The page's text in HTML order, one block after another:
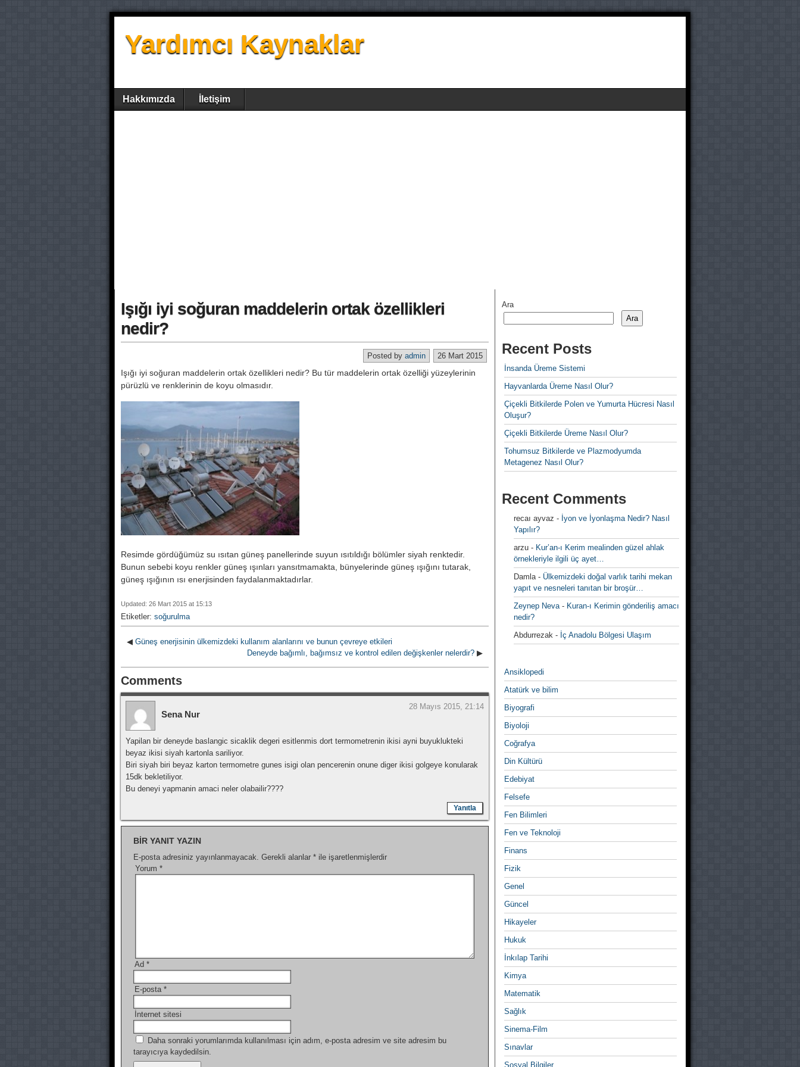
Yardımcı Kaynaklar
Hakkımızda İletişim
Işığı iyi soğuran maddelerin ortak özellikleri
nedir?
26 Mart 2015
Posted by admin
Işığı iyi soğuran maddelerin ortak özellikleri nedir? Bu tür maddelerin ortak özelliği yüzeylerinin
pürüzlü ve renklerinin de koyu olmasıdır.
Resimde gördüğümüz su ısıtan güneş panellerinde suyun ısıtıldığı bölümler siyah renktedir.
Bunun sebebi koyu renkler güneş ışınları yansıtmamakta, bünyelerinde güneş ışığını tutarak,
güneş ışığının ısı enerjisinden faydalanmaktadırlar.
Updated: 26 Mart 2015 at 15:13
Etiketler: soğurulma
◀ Güneş enerjisinin ülkemizdeki kullanım alanlarını ve bunun çevreye etkileri
Deneyde bağımlı, bağımsız ve kontrol edilen değişkenler nelerdir? ▶
Comments
Sena Nur
28 Mayıs 2015, 21:14
Yapilan bir deneyde baslangic sicaklik degeri esitlenmis dort termometrenin ikisi ayni buyuklukteki
beyaz ikisi siyah kartonla sariliyor.
Biri siyah biri beyaz karton termometre gunes isigi olan pencerenin onune diger ikisi golgeye konularak
15dk bekletiliyor.
Bu deneyi yapmanin amaci neler olabailir????
Yanıtla
BIR YANIT YAZIN
E-posta adresiniz yayınlanmayacak. Gerekli alanlar * ile işaretlenmişlerdir
Yorum *
Ad *
E-posta *
İnternet sitesi
Daha sonraki yorumlarımda kullanılması için adım, e-posta adresim ve site adresim bu
tarayıcıya kaydedilsin.
Ara
Ara
Recent Posts
İnsanda Üreme Sistemi
Hayvanlarda Üreme Nasıl Olur?
Çiçekli Bitkilerde Polen ve Yumurta Hücresi Nasıl
Oluşur?
Çiçekli Bitkilerde Üreme Nasıl Olur?
Tohumsuz Bitkilerde ve Plazmodyumda
Metagenez Nasıl Olur?
Recent Comments
recaı ayvaz - İyon ve İyonlaşma Nedir? Nasıl
Yapılır?
arzu - Kur’an-ı Kerim mealinden güzel ahlak
örnekleriyle ilgili üç ayet…
Damla- Ülkemizdeki doğal varlık tarihi mekan
yapıt ve nesneleri tanıtan bir broşür…
Zeynep Neva- Kuran-ı Kerimin gönderiliş amacı
nedir?
Abdurrezak - İç Anadolu Bölgesi Ulaşım
Ansiklopedi
Atatürk ve bilim
Biyografi
Biyoloji
Coğrafya
Din Kültürü
Edebiyat
Felsefe
Fen Bilimleri
Fen ve Teknoloji
Finans
Fizik
Genel
Güncel
Hikayeler
Hukuk
İnkılap Tarihi
Kimya
Matematik
Sağlık
Sinema-Film
Sınavlar
Sosyal Bilgiler